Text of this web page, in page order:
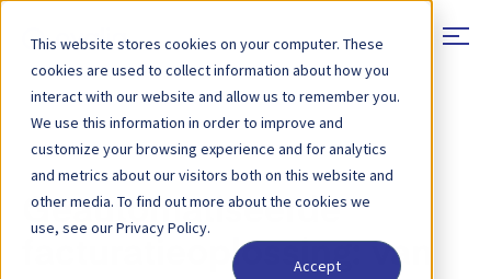
This website stores cookies on your computer. These
cookies are used to collect information about how you
interact with our website and allow us to remember you.
We use this information in order to improve and
customize your browsing experience and for analytics
and metrics about our visitors both on this website and
other media. To find out more about the cookies we
use, see our Privacy Policy.
Accept
OPLOSSINGEN - AUTOMATISERING VAN
DEBITEURENBEHEER
Geautomatiseerde
facturatieoplossing: van